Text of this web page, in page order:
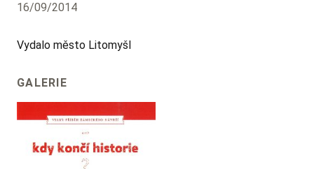
16/09/2014
Vydalo město Litomyšl
GALERIE